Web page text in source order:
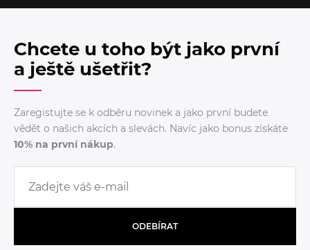
Chcete u toho být jako první
a ještě ušetřit?
Zaregistujte se k odběru novinek a jako první budete
vědět o našich akcích a slevách. Navíc jako bonus získáte
10% na první nákup.
ODEBÍRAT